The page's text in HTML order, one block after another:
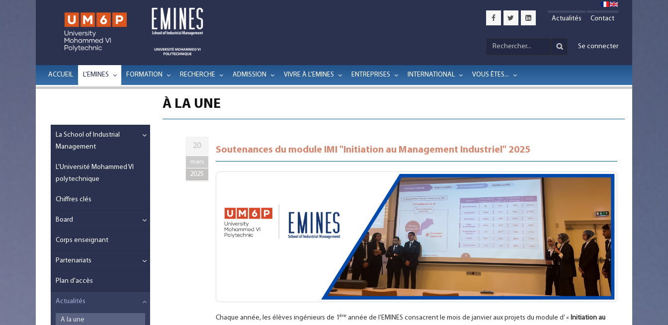
Actualités Contact
Se connecter
ACCUEIL L'EMINES FORMATION RECHERCHE ADMISSION VIVRE À L'EMINES ENTREPRISES INTERNATIONAL VOUS ÊTES...
À LA UNE
20
mars
2025
Soutenances du module IMI "Initiation au Management Industriel" 2025
Chaque année, les élèves ingénieurs de 1 èreannée de l’EMINES consacrent le mois de janvier aux projets du module d’ «Initiation au
La School of Industrial
Management
L'Université Mohammed VI
polytechnique
Chiffres clés
Board
Corps enseignant
Partenariats
Plan d'accès
Actualités
A la une